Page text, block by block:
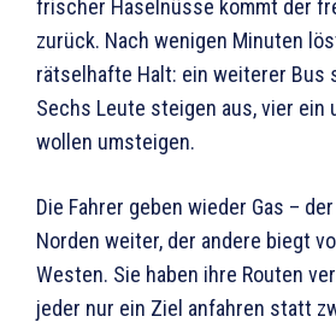
frischer Haselnüsse kommt der
zurück. Nach wenigen Minuten
rätselhafte Halt: ein weiterer Bus
Sechs Leute steigen aus, vier ein
wollen umsteigen.
Die Fahrer geben wieder Gas –
Norden weiter, der andere biegt
Westen. Sie haben ihre Routen
jeder nur ein Ziel anfahren statt